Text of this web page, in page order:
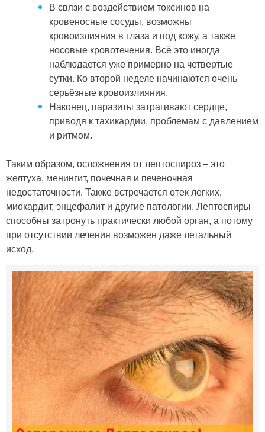
В связи с воздействием токсинов на
кровеносные сосуды, возможны
кровоизлияния в глаза и под кожу, а также
носовые кровотечения. Всё это иногда
наблюдается уже примерно на четвертые
сутки. Ко второй неделе начинаются очень
серьёзные кровоизлияния.
Наконец, паразиты затрагивают сердце,
приводя к тахикардии, проблемам с давлением
и ритмом.
Таким образом, осложнения от лептоспироз – это
желтуха, менингит, почечная и печеночная
недостаточности. Также встречается отек легких,
миокардит, энцефалит и другие патологии. Лептоспиры
способны затронуть практически любой орган, а потому
при отсутствии лечения возможен даже летальный
исход.